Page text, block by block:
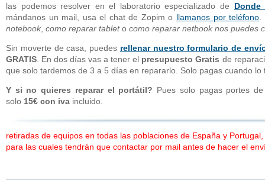
las podemos resolver en el laboratorio especializado de Donde
mándanos un mail, usa el chat de Zopim o llamanos por teléfono
notebook como reparar tableto como reparar netbook nos puedes
Sin moverte de casa, puedes rellenar nuestro formulario de
GRATIS . En dos días vas a tener el presupuesto Gratis de
que solo tardemos de 3 a 5 días en repararlo. Solo pagas cuando
Y si no quieres reparar el portátil? Pues solo pagas portes
solo 15€ con iva incluido.
retiradas de equipos en todas las poblaciones de España y
para las cuales tendrán que contactar por mail antes de hacer el